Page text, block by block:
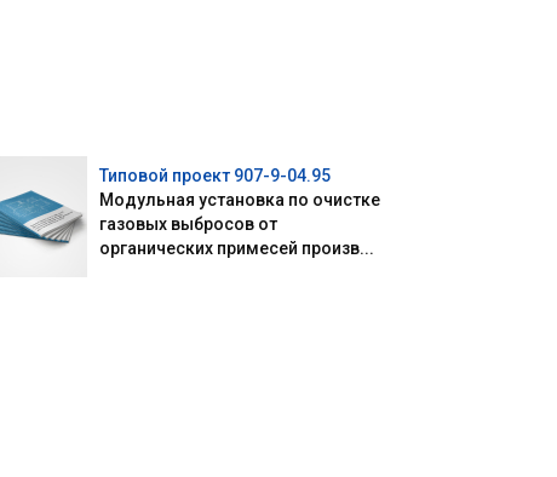
Типовой проект 907-9-04.95
Модульная установка по очистке
газовых выбросов от
органических примесей произв...